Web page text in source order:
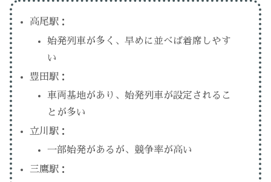
高尾駅：
始発列車が多く、早めに並べば着席しやす
い
豊田駅：
車両基地があり、始発列車が設定されるこ
とが多い
立川駅：
一部始発があるが、競争率が高い
三鷹駅：